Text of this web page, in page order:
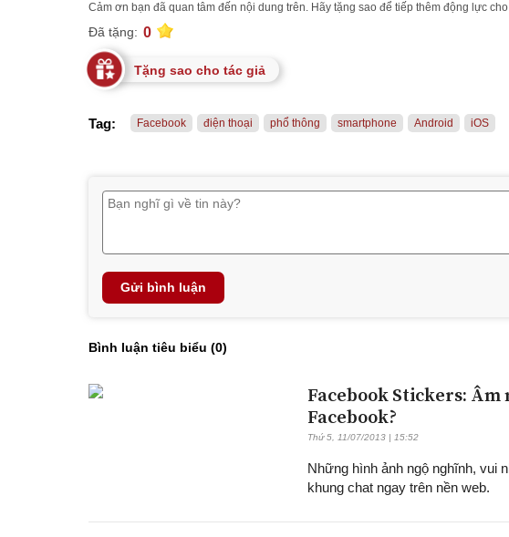
Cảm ơn bạn đã quan tâm đến nội dung trên. Hãy tặng sao để tiếp thêm động lực
Đã tặng: 0
Tặng sao cho tác giả
Tag: Facebook điện thoại phổ thông smartphone Android iOS
Gửi bình luận
Bình luận tiêu biểu (0)
Facebook Stickers:
Facebook?
Thứ 5, 11/07/2013 | 15:52
Những hình ảnh ngộ nghĩnh, vui
khung chat ngay trên nền web.